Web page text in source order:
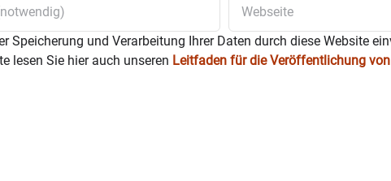
und Verarbeitung Ihrer Daten durch diese Website
lesen Sie hier auch unseren Leitfaden für die Veröffentlichung